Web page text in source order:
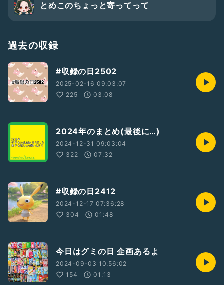
#裏グミの日 #ひとり語り #グミ #日本グミ協会
#森永 #チョコボール
とめこのちょっと寄ってって
過去の収録
#収録の日2502
2025-02-16 09:03:07
225
03:08
2024年のまとめ(最後に…)
2024-12-31 09:03:04
322
07:32
#収録の日2412
2024-12-17 07:36:28
304
01:48
今日はグミの日 企画あるよ
2024-09-03 10:56:02
154
01:13